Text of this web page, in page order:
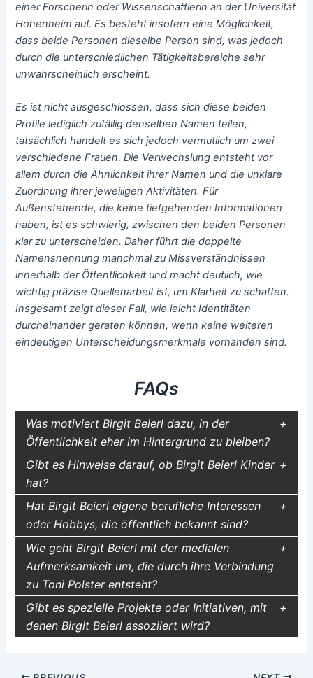
einer Forscherin oder Wissenschaftlerin an der Universität
Hohenheim auf. Es besteht insofern eine Möglichkeit,
dass beide Personen dieselbe Person sind, was jedoch
durch die unterschiedlichen Tätigkeitsbereiche sehr
unwahrscheinlich erscheint.
Es ist nicht ausgeschlossen, dass sich diese beiden
Profile lediglich zufällig denselben Namen teilen,
tatsächlich handelt es sich jedoch vermutlich um zwei
verschiedene Frauen. Die Verwechslung entsteht vor
allem durch die Ähnlichkeit ihrer Namen und die unklare
Zuordnung ihrer jeweiligen Aktivitäten. Für
Außenstehende, die keine tiefgehenden Informationen
haben, ist es schwierig, zwischen den beiden Personen
klar zu unterscheiden. Daher führt die doppelte
Namensnennung manchmal zu Missverständnissen
innerhalb der Öffentlichkeit und macht deutlich, wie
wichtig präzise Quellenarbeit ist, um Klarheit zu schaffen.
Insgesamt zeigt dieser Fall, wie leicht Identitäten
durcheinander geraten können, wenn keine weiteren
eindeutigen Unterscheidungsmerkmale vorhanden sind.
FAQs
Was motiviert Birgit Beierl dazu, in der
Öffentlichkeit eher im Hintergrund zu bleiben?
Gibt es Hinweise darauf, ob Birgit Beierl Kinder
hat?
Hat Birgit Beierl eigene berufliche Interessen
oder Hobbys, die öffentlich bekannt sind?
Wie geht Birgit Beierl mit der medialen
Aufmerksamkeit um, die durch ihre Verbindung
zu Toni Polster entsteht?
Gibt es spezielle Projekte oder Initiativen, mit
denen Birgit Beierl assoziiert wird?